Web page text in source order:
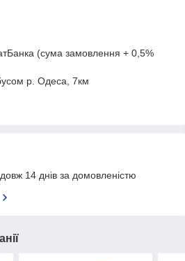
(сума замовлення + 0,5%
р. Одеса, 7км
14 днів за домовленістю